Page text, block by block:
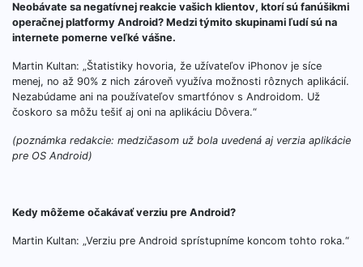
Neobávate sa negatívnej reakcie vašich klientov, ktorí sú fanúšikmi
operačnej platformy Android? Medzi týmito skupinami ľudí sú na
internete pomerne veľké vášne.
Martin Kultan: „Štatistiky hovoria, že užívateľov iPhonov je síce
menej, no až 90% z nich zároveň využíva možnosti rôznych aplikácií.
Nezabúdame ani na používateľov smartfónov s Androidom. Už
čoskoro sa môžu tešiť aj oni na aplikáciu Dôvera.“
(poznámka redakcie: medzičasom už bola uvedená aj verzia aplikácie
pre OS Android)
Kedy môžeme očakávať verziu pre Android?
Martin Kultan: „Verziu pre Android sprístupníme koncom tohto roka.“